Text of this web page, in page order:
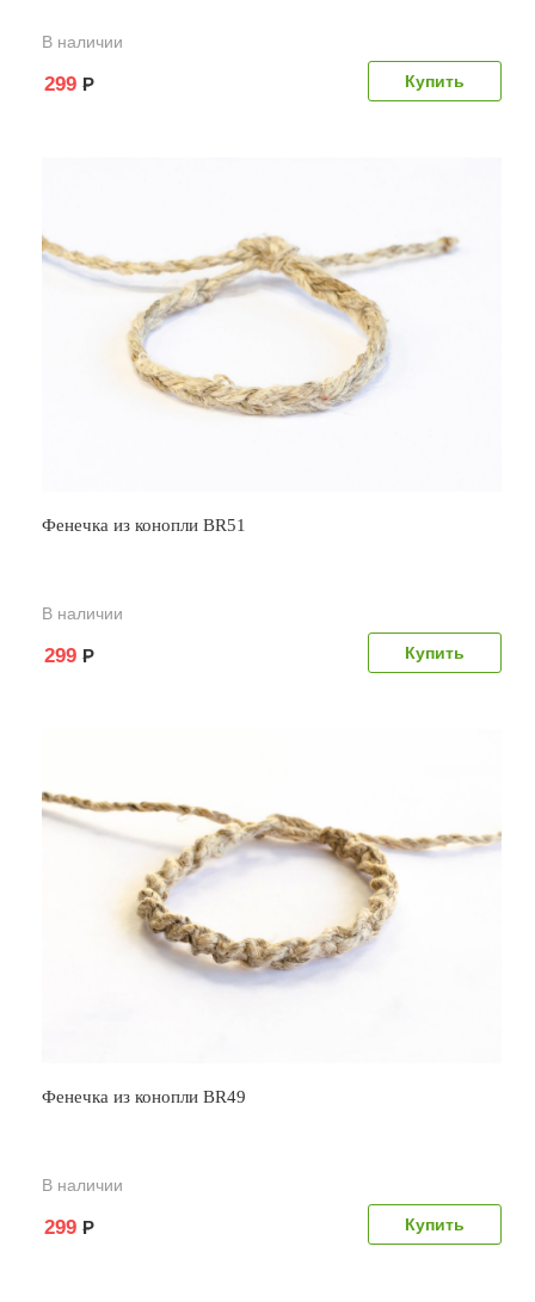
В наличии
299 Р
Фенечка из конопли BR51
В наличии
299 Р
Фенечка из конопли BR49
В наличии
299 Р